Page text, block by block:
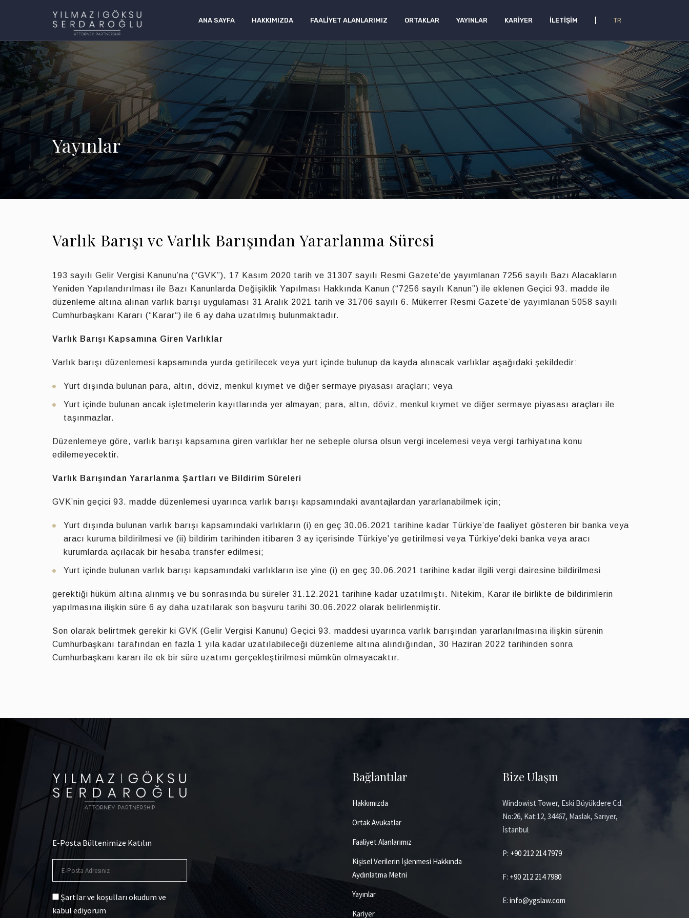
ANA SAYFA HAKKIMIZDA FAALIYET ALANLARIMIZ ORTAKLAR YAYINLAR KARIYER İLETIŞIM TR
Yayınlar
Varlık Barışı ve Varlık Barışından Yararlanma Süresi
193 sayılı Gelir Vergisi Kanunu’na (“GVK”), 17 Kasım 2020 tarih ve 31307 sayılı Resmi Gazete’de yayımlanan 7256 sayılı Bazı Alacakların
Yeniden Yapılandırılması ile Bazı Kanunlarda Değişiklik Yapılması Hakkında Kanun (“7256 sayılı Kanun”) ile eklenen Geçici 93. madde ile
düzenleme altına alınan varlık barışı uygulaması 31 Aralık 2021 tarih ve 31706 sayılı 6. Mükerrer Resmi Gazete’de yayımlanan 5058 sayılı
Cumhurbaşkanı Kararı (“Karar“) ile 6 ay daha uzatılmış bulunmaktadır.
Varlık Barışı Kapsamına Giren Varlıklar
Varlık barışı düzenlemesi kapsamında yurda getirilecek veya yurt içinde bulunup da kayda alınacak varlıklar aşağıdaki şekildedir:
Yurt dışında bulunan para, altın, döviz, menkul kıymet ve diğer sermaye piyasası araçları; veya
Yurt içinde bulunan ancak işletmelerin kayıtlarında yer almayan; para, altın, döviz, menkul kıymet ve diğer sermaye piyasası araçları ile
taşınmazlar.
Düzenlemeye göre, varlık barışı kapsamına giren varlıklar her ne sebeple olursa olsun vergi incelemesi veya vergi tarhiyatına konu
edilemeyecektir.
Varlık Barışından Yararlanma Şartları ve Bildirim Süreleri
GVK’nin geçici 93. madde düzenlemesi uyarınca varlık barışı kapsamındaki avantajlardan yararlanabilmek için;
Yurt dışında bulunan varlık barışı kapsamındaki varlıkların (i) en geç 30.06.2021 tarihine kadar Türkiye’de faaliyet gösteren bir banka veya
aracı kuruma bildirilmesi ve (ii) bildirim tarihinden itibaren 3 ay içerisinde Türkiye’ye getirilmesi veya Türkiye’deki banka veya aracı
kurumlarda açılacak bir hesaba transfer edilmesi;
Yurt içinde bulunan varlık barışı kapsamındaki varlıkların ise yine (i) en geç 30.06.2021 tarihine kadar ilgili vergi dairesine bildirilmesi
gerektiği hüküm altına alınmış ve bu sonrasında bu süreler 31.12.2021 tarihine kadar uzatılmıştı. Nitekim, Karar ile birlikte de bildirimlerin
yapılmasına ilişkin süre 6 ay daha uzatılarak son başvuru tarihi 30.06.2022 olarak belirlenmiştir.
Son olarak belirtmek gerekir ki GVK (Gelir Vergisi Kanunu) Geçici 93. maddesi uyarınca varlık barışından yararlanılmasına ilişkin sürenin
Cumhurbaşkanı tarafından en fazla 1 yıla kadar uzatılabileceği düzenleme altına alındığından, 30 Haziran 2022 tarihinden sonra
Cumhurbaşkanı kararı ile ek bir süre uzatımı gerçekleştirilmesi mümkün olmayacaktır.
E-Posta Bültenimize Katılın
Şartlar ve koşulları okudum ve
kabul ediyorum
Bağlantılar
Hakkımızda
Ortak Avukatlar
Faaliyet Alanlarımız
Kişisel Verilerin İşlenmesi Hakkında
Aydınlatma Metni
Yayınlar
Kariyer
Bize Ulaşın
Windowist Tower, Eski Büyükdere Cd.
No:26, Kat:12, 34467, Maslak, Sarıyer,
İstanbul
P: +90 212 214 7979
F: +90 212 214 7980
E: info@ygslaw.com